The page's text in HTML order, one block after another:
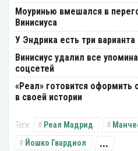
Моуринью вмешался в
Винисиуса
У Эндрика есть три
Винисиус удалил все
соцсетей
«Реал» готовится
в своей истории
Реал Мадрид
Йошко Гвардиол
...